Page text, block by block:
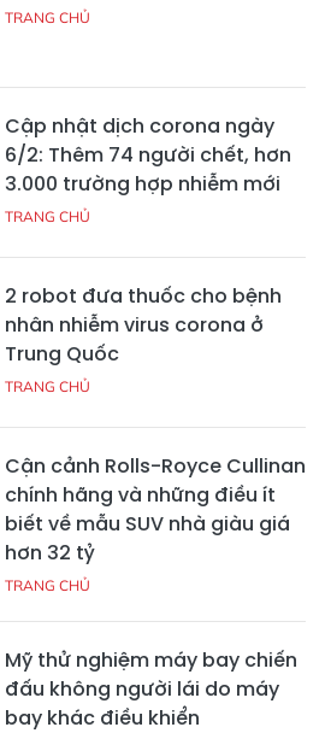
TRANG CHỦ
Cập nhật dịch corona ngày
6/2: Thêm 74 người chết, hơn
3.000 trường hợp nhiễm mới
TRANG CHỦ
2 robot đưa thuốc cho bệnh
nhân nhiễm virus corona ở
Trung Quốc
TRANG CHỦ
Cận cảnh Rolls-Royce Cullinan
chính hãng và những điều ít
biết về mẫu SUV nhà giàu giá
hơn 32 tỷ
TRANG CHỦ
Mỹ thử nghiệm máy bay chiến
đấu không người lái do máy
bay khác điều khiển